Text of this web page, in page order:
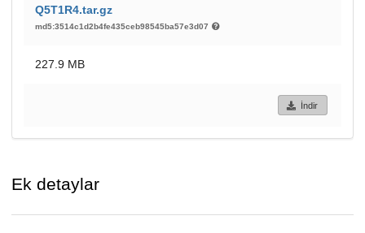
Q5T1R4.tar.gz
md5:3514c1d2b4fe435ceb98545ba57e3d07
227.9 MB
İndir
Ek detaylar